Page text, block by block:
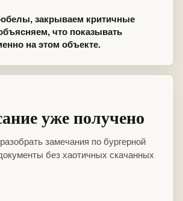
закрываем критичные
что показывать
на этом объекте.
уже получено
замечания по бургерной
без хаотичных скачанных